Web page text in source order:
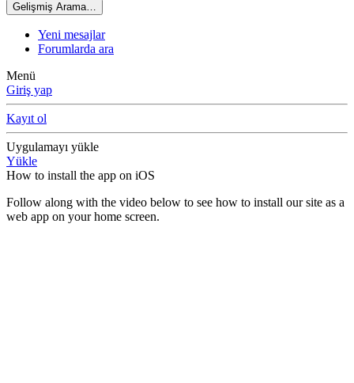
Gelişmiş Arama…
Yeni mesajlar
Forumlarda ara
Menü
Giriş yap
Kayıt ol
Uygulamayı yükle
Yükle
How to install the app on iOS
Follow along with the video below to see how to install our site as a
web app on your home screen.